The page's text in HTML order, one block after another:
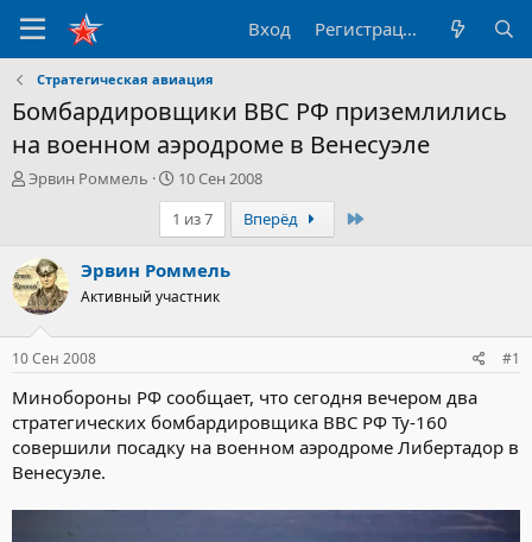
Вход Регистрация
Стратегическая авиация
Бомбардировщики ВВС РФ приземлились
на военном аэродроме в Венесуэле
А
р
т
е
м
ы
Эрвин Роммель
Д
а
т
а
н
а
ч
10 Сен 2008
1 из 7
Вперёд
Эрвин Роммель
Активный участник
10 Сен 2008 #1
Минобороны РФ сообщает, что сегодня вечером два
стратегических бомбардировщика ВВС РФ Ту-160
совершили посадку на военном аэродроме Либертадор в
Венесуэле.